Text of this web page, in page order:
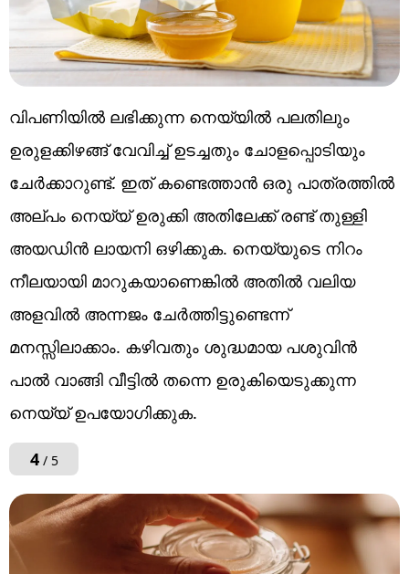
വിപണിയിൽ ലഭിക്കുന്ന നെയ്യിൽ പലതിലും
ഉരുളക്കിഴങ്ങ് വേവിച്ച് ഉടച്ചതും ചോളപ്പൊടിയും
ചേർക്കാറുണ്ട്. ഇത് കണ്ടെത്താൻ ഒരു പാത്രത്തിൽ
അല്പം നെയ്യ് ഉരുക്കി അതിലേക്ക് രണ്ട് തുള്ളി
അയഡിൻ ലായനി ഒഴിക്കുക. നെയ്യുടെ നിറം
നീലയായി മാറുകയാണെങ്കിൽ അതിൽ വലിയ
അളവിൽ അന്നജം ചേർത്തിട്ടുണ്ടെന്ന്
മനസ്സിലാക്കാം. കഴിവതും ശുദ്ധമായ പശുവിൻ
പാൽ വാങ്ങി വീട്ടിൽ തന്നെ ഉരുകിയെടുക്കുന്ന
നെയ്യ് ഉപയോ​ഗിക്കുക.
4/ 5